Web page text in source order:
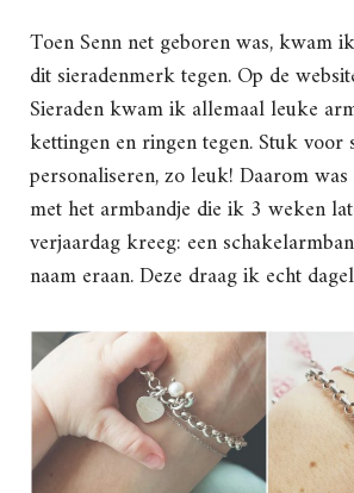
Toen Senn net geboren was, kwam
dit sieradenmerk tegen. Op de
Sieraden kwam ik allemaal leuke
kettingen en ringen tegen. Stuk voor
personaliseren, zo leuk! Daarom
met het armbandje die ik 3 weken
verjaardag kreeg: een
naam eraan. Deze draag ik echt